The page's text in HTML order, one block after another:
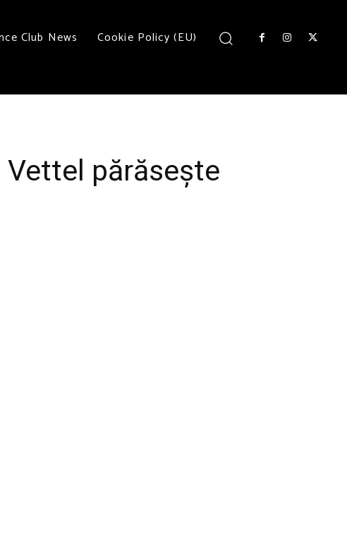
Club News Cookie Policy (EU)
părăsește